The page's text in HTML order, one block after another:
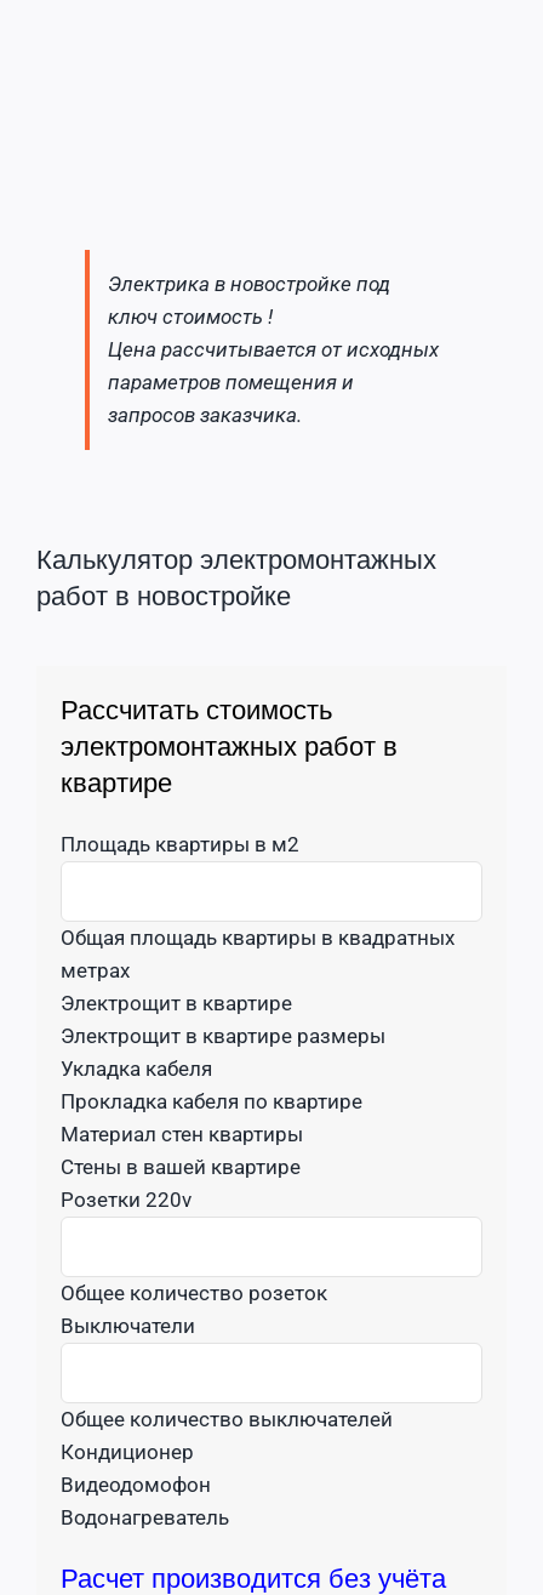
Электрика в новостройке под
ключ стоимость !
Цена рассчитывается от исходных
параметров помещения и
запросов заказчика.
Калькулятор электромонтажных
работ в новостройке
Рассчитать стоимость
электромонтажных работ в
квартире
Площадь квартиры в м2
Общая площадь квартиры в квадратных
метрах
Электрощит в квартире
Электрощит в квартире размеры
Укладка кабеля
Прокладка кабеля по квартире
Материал стен квартиры
Стены в вашей квартире
Розетки 220v
Общее количество розеток
Выключатели
Общее количество выключателей
Кондиционер
Видеодомофон
Водонагреватель
Расчет производится без учёта